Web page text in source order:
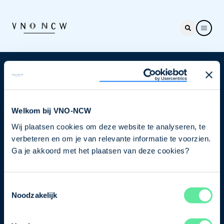
Welkom bij VNO-NCW
Wij plaatsen cookies om deze website te analyseren, te
verbeteren en om je van relevante informatie te voorzien.
Ga je akkoord met het plaatsen van deze cookies?
Noodzakelijk
Nieuwsbrief
je nu in voor de VNO-NCW nieuwsbrief.
Schrijf je in
Direct naar
Ons verhaal